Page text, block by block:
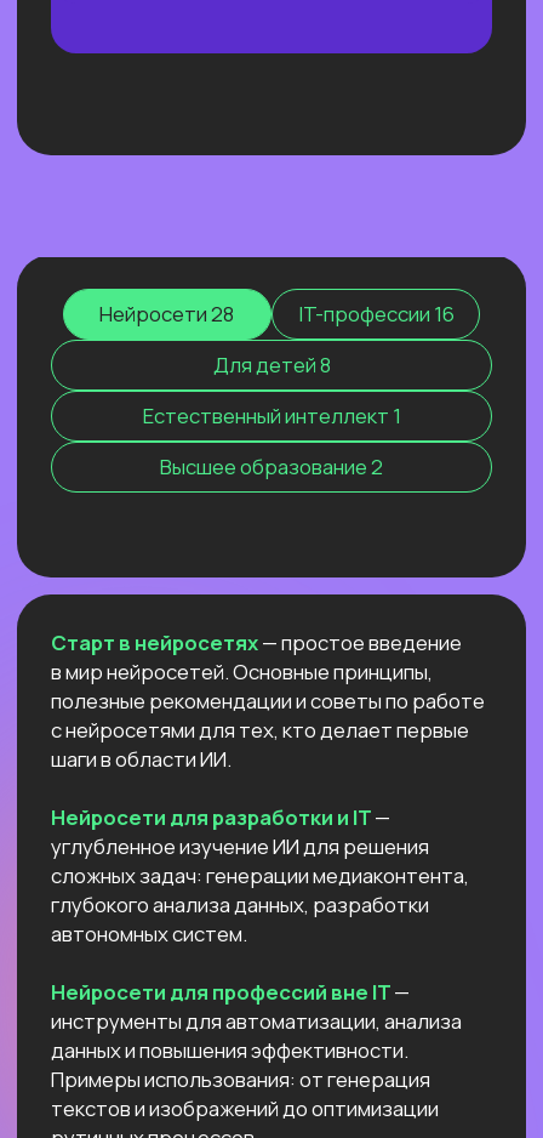
Покажем ИИ-контекстолога, который
методы разработкив 2−4 раза быстрее
с помощью нейросетей и no-соde
инструментов!
Промпт-инжиниринг— это
взаимодействие с нейросетями, которое
превращает твои идеи в мощные ИИ-
решения: автоматизация рутину,
Для детей 8
Высшее образование 2
Чат-боты
Вайб-кодинг